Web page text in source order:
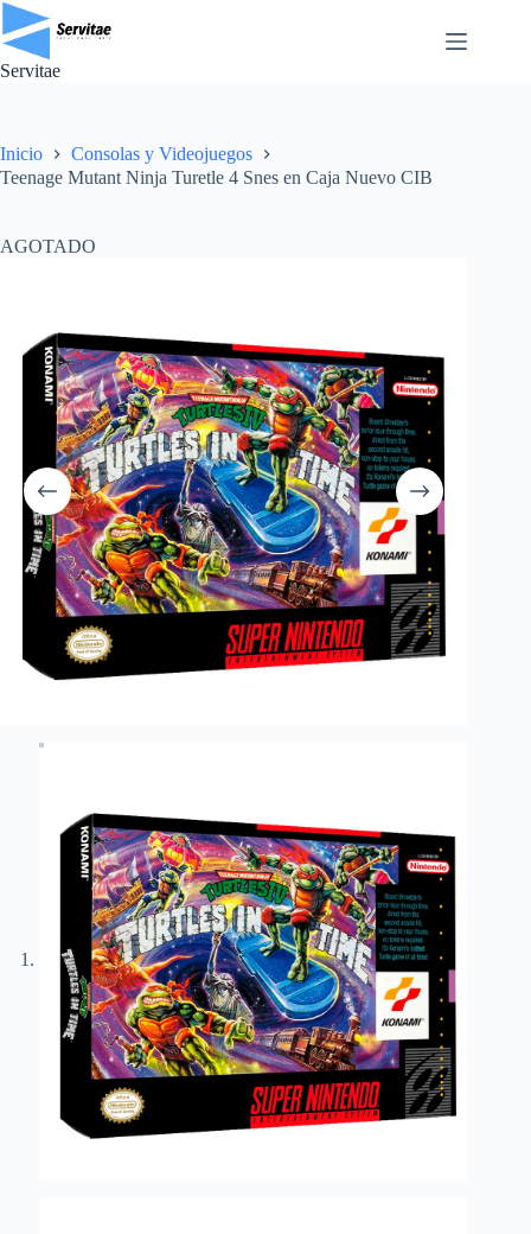
Saltar
al
contenido
Servitae
Inicio
Consolas y Videojuegos
Teenage Mutant Ninja Turetle 4 Snes en Caja Nuevo CIB
AGOTADO